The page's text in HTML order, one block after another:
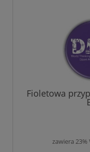
Fioletowa
zawiera